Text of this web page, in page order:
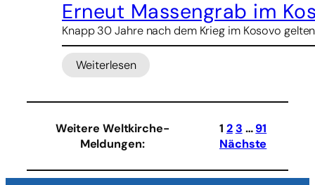
Erneut Massengrab im
Knapp 30 Jahre nach dem Krieg im Kosovo
Weiterlesen
:
Massengrab
Kosovo
gefunden
Weitere Weltkirche-
Meldungen:
1 23 … 91
Nächste